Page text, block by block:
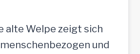
alte Welpe zeigt sich
und